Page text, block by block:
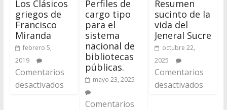
Los Clásicos
griegos de
Francisco
Miranda
febrero 5,
2019
Comentarios
desactivados
Perfiles de
cargo tipo
para el
sistema
nacional de
bibliotecas
públicas.
mayo 23, 2025
Comentarios
Resumen
sucinto de la
vida del
Jeneral Sucre
octubre 22,
2025
Comentarios
desactivados